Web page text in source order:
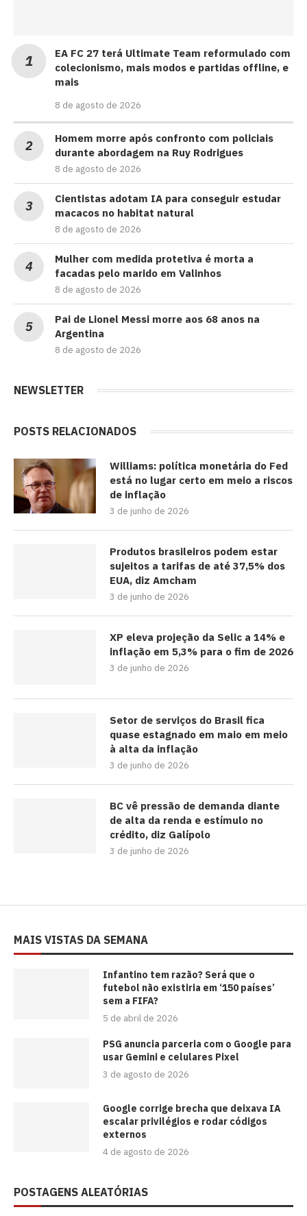
EA FC 27 terá Ultimate Team reformulado com
colecionismo, mais modos e partidas offline, e
mais
8 de agosto de 2026
Homem morre após confronto com policiais
durante abordagem na Ruy Rodrigues
8 de agosto de 2026
Cientistas adotam IA para conseguir estudar
macacos no habitat natural
8 de agosto de 2026
Mulher com medida protetiva é morta a
facadas pelo marido em Valinhos
8 de agosto de 2026
Pai de Lionel Messi morre aos 68 anos na
Argentina
8 de agosto de 2026
NEWSLETTER
POSTS RELACIONADOS
Williams: política monetária do Fed
está no lugar certo em meio a riscos
de inflação
3 de junho de 2026
Produtos brasileiros podem estar
sujeitos a tarifas de até 37,5% dos
EUA, diz Amcham
3 de junho de 2026
XP eleva projeção da Selic a 14% e
inflação em 5,3% para o fim de 2026
3 de junho de 2026
Setor de serviços do Brasil fica
quase estagnado em maio em meio
à alta da inflação
3 de junho de 2026
BC vê pressão de demanda diante
de alta da renda e estímulo no
crédito, diz Galípolo
3 de junho de 2026
MAIS VISTAS DA SEMANA
⁠Infantino tem razão? Será que o
futebol não existiria em ‘150 países’
sem a FIFA?
5 de abril de 2026
PSG anuncia parceria com o Google para
usar Gemini e celulares Pixel
3 de agosto de 2026
Google corrige brecha que deixava IA
escalar privilégios e rodar códigos
externos
4 de agosto de 2026
POSTAGENS ALEATÓRIAS